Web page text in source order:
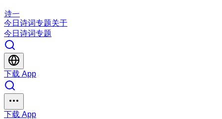
诗一
今日 诗词专题关于
今日 诗词专题
下载 App
下载 App